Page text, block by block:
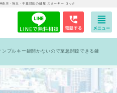
奈川・埼玉・千葉対応の鍵屋 スターキー ロック
プルキー鍵開かないので至急開錠できる鍵